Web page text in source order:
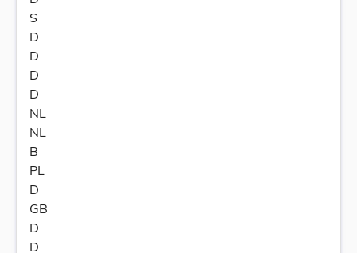
S
D
D
D
D
NL
NL
B
PL
D
GB
D
D